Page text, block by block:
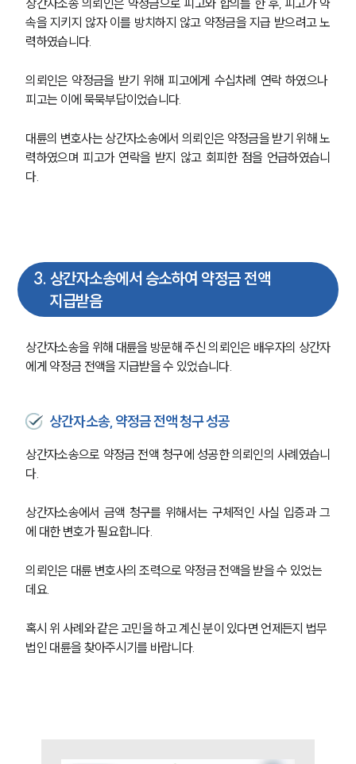
속을 지키지 않자 이를 방치하지 않고 약정금을 지급 받으려고 노
력하였습니다.
의뢰인은 약정금을 받기 위해 피고에게 수십차례 연락 하였으나
피고는 이에 묵묵부답이었습니다.
대륜의 변호사는 상간자소송에서 의뢰인은 약정금을 받기 위해 노
력하였으며 피고가 연락을 받지 않고 회피한 점을 언급하였습니
다.
3. 상간자소송에서 승소하여 약정금 전액
지급받음
상간자소송을 위해 대륜을 방문해 주신 의뢰인은 배우자의 상간자
에게 약정금 전액을 지급받을 수 있었습니다.
상간자소송, 약정금 전액 청구 성공
상간자소송으로 약정금 전액 청구에 성공한 의뢰인의 사례였습니
다.
상간자소송에서 금액 청구를 위해서는 구체적인 사실 입증과 그
에 대한 변호가 필요합니다.
의뢰인은 대륜 변호사의 조력으로 약정금 전액을 받을 수 있었는
데요.
혹시 위 사례와 같은 고민을 하고 계신 분이 있다면 언제든지 법무
법인 대륜을 찾아주시기를 바랍니다.